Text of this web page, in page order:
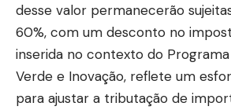
desse valor permanecerão
60%, com um desconto no
inserida no contexto do
Verde e Inovação, reflete um
para ajustar a tributação de